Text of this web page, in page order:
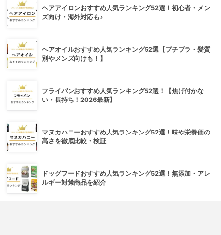
ヘアアイロンおすすめ人気ランキング52選！初心者・メン
ズ向け・海外対応も♪
ヘアオイルおすすめ人気ランキング52選【プチプラ・髪質
別やメンズ向けも！】
フライパンおすすめ人気ランキング52選！【焦げ付かな
い・長持ち！2026最新】
マヌカハニーおすすめ人気ランキング52選！味や栄養価の
高さを徹底比較・検証
ドッグフードおすすめ人気ランキング52選！無添加・アレ
ルギー対策商品を紹介